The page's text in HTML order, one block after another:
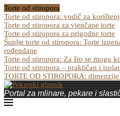
Torte od stiropora
Torte od stiropora: vodič za
Torte od stiropora za vjenčane torte
Torte od stiropora za prigodne torte
Šuplje torte od stiropora: Torte
rođendane
Torte od stiropora: Za što se mogu
Torte od stiropora – praktičan i
TORTE OD STIROPORA:
Portal za mlinare, pekare i